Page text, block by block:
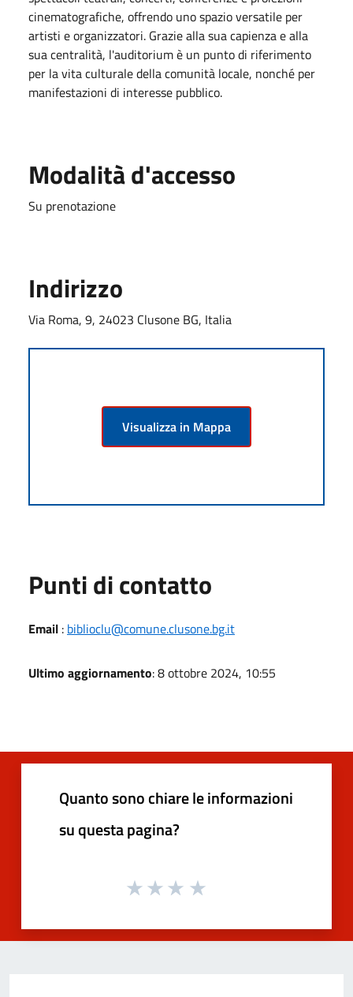
cinematografiche, offrendo uno spazio versatile per
artisti e organizzatori. Grazie alla sua capienza e alla
sua centralità, l'auditorium è un punto di riferimento
per la vita culturale della comunità locale, nonché per
manifestazioni di interesse pubblico.
Modalità d'accesso
Su prenotazione
Indirizzo
Via Roma, 9, 24023 Clusone BG, Italia
Visualizza in Mappa
Punti di contatto
Email : biblioclu@comune.clusone.bg.it
Ultimo aggiornamento: 8 ottobre 2024, 10:55
Quanto sono chiare le informazioni
su questa pagina?